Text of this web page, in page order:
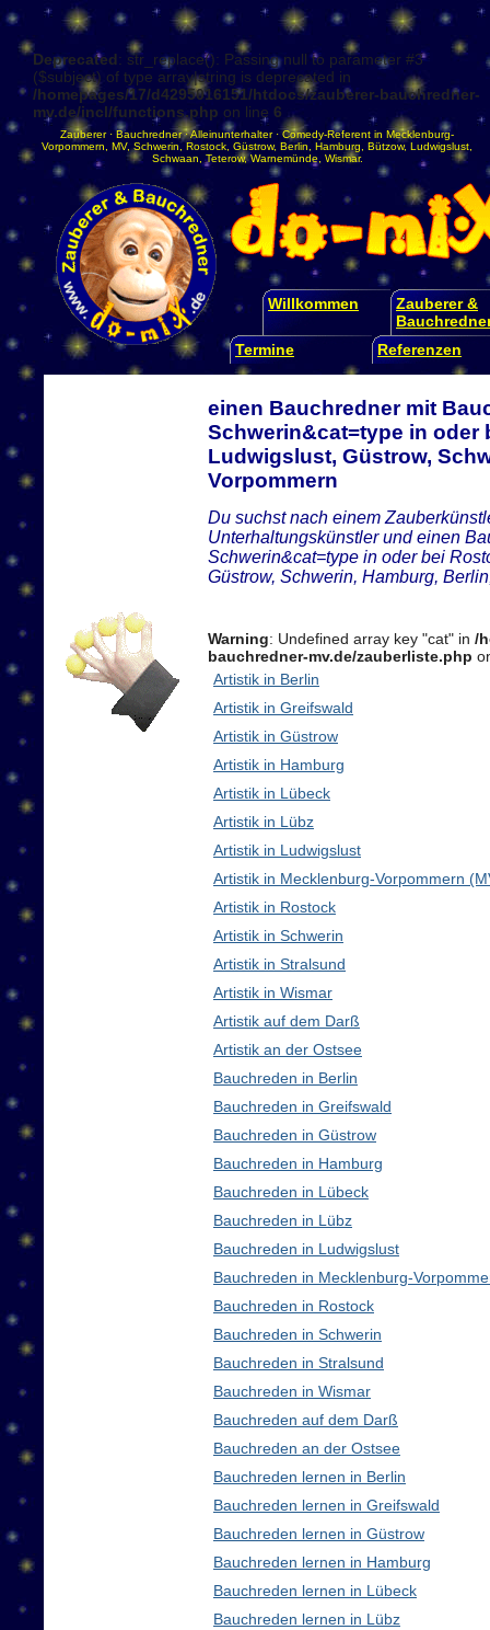
Deprecated: str_replace(): Passing null to parameter #3
($subject) of type array|string is deprecated in
/homepages/17/d4295016151/htdocs/zauberer-bauchredner-
mv.de/incl/functions.php on line 6
Zauberer·Bauchredner·Alleinunterhalter· Comedy-Referent in Mecklenburg-
Vorpommern
MV, Schwerin Rostock Güstrow, Berlin Hamburg Bützow, Ludwigslust
Schwaan ,Teterow,Warnemünde Wismar.
Willkommen
Zauberer &
Termine
Referenzen
einen Bauchredner mit
Schwerin&cat=type in oder
Ludwigslust, Güstrow,
Vorpommern
Du suchst nach einem
Unterhaltungskünstler und einen
Schwerin&cat=type in oder bei
Güstrow, Schwerin, Hamburg,
Warning: Undefined array key "cat" in /
bauchredner-mv.de/zauberliste.php
Artistik in Berlin
Artistik in Greifswald
Artistik in Güstrow
Artistik in Hamburg
Artistik in Lübeck
Artistik in Lübz
Artistik in Ludwigslust
Artistik in Mecklenburg-Vorpommern
Artistik in Rostock
Artistik in Schwerin
Artistik in Stralsund
Artistik in Wismar
Artistik auf dem Darß
Artistik an der Ostsee
Bauchreden in Berlin
Bauchreden in Greifswald
Bauchreden in Güstrow
Bauchreden in Hamburg
Bauchreden in Lübeck
Bauchreden in Lübz
Bauchreden in Ludwigslust
Bauchreden in Mecklenburg-
Bauchreden in Rostock
Bauchreden in Schwerin
Bauchreden in Stralsund
Bauchreden in Wismar
Bauchreden auf dem Darß
Bauchreden an der Ostsee
Bauchreden lernen in Berlin
Bauchreden lernen in Greifswald
Bauchreden lernen in Güstrow
Bauchreden lernen in Hamburg
Bauchreden lernen in Lübeck
Bauchreden lernen in Lübz